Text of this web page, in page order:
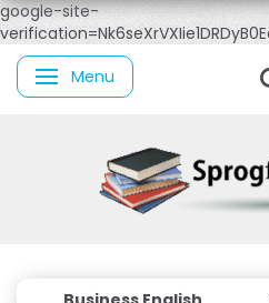
google-site-
Skifte navigation
Menu